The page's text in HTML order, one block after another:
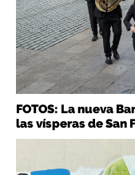
FOTOS: La nueva
las vísperas de San